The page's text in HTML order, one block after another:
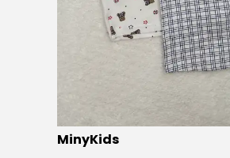
MinyKids
⭐️ Bu ürünü1 kişifavoriledi!
1 kişi